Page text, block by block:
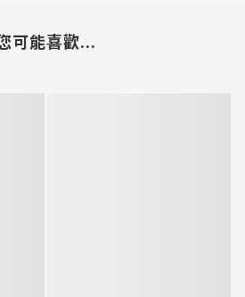
可能喜歡...